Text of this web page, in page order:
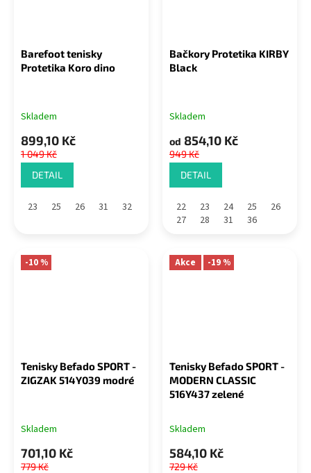
Barefoot tenisky
Protetika Koro dino
Skladem
899,10 Kč
1 049 Kč
DETAIL
23 25 26 31 32
Bačkory Protetika KIRBY
Black
Skladem
od 854,10 Kč
949 Kč
DETAIL
22 23 24 25
26
27
28 31 36
-10 %
Tenisky Befado SPORT -
ZIGZAK 514Y039 modré
Skladem
701,10 Kč
779 Kč
Akce -19 %
Tenisky Befado SPORT -
MODERN CLASSIC
516Y437 zelené
Skladem
584,10 Kč
729 Kč